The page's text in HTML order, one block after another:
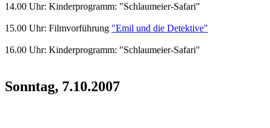
14.00 Uhr: Kinderprogramm: "Schlaumeier-Safari"
15.00 Uhr: Filmvorführung "Emil und die Detektive"
16.00 Uhr: Kinderprogramm: "Schlaumeier-Safari"
Sonntag, 7.10.2007